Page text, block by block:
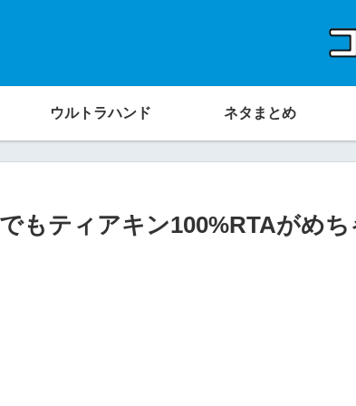
ウルトラハンド ネタまとめ
もティアキン100%RTAがめ